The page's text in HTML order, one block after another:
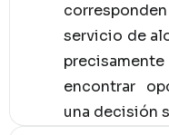
servicio de
encontrar
una decisión